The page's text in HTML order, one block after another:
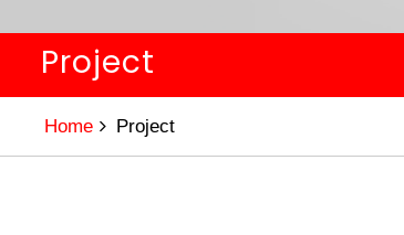
Project
Home Project